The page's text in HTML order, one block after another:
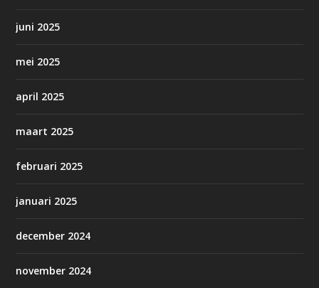
juni 2025
mei 2025
april 2025
maart 2025
februari 2025
januari 2025
december 2024
november 2024